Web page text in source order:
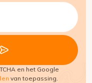
en het Google
van toepassing.